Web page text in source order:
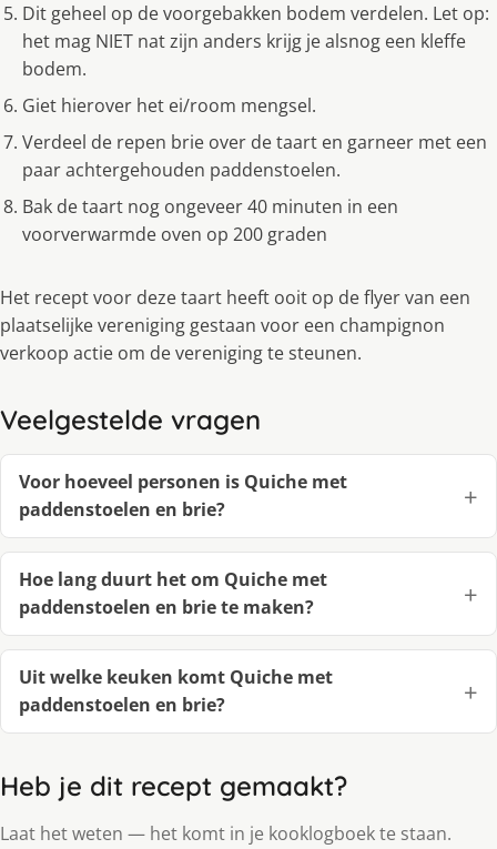
Dit geheel op de voorgebakken bodem verdelen. Let op:
het mag NIET nat zijn anders krijg je alsnog een kleffe
bodem.
Giet hierover het ei/room mengsel.
Verdeel de repen brie over de taart en garneer met een
paar achtergehouden paddenstoelen.
Bak de taart nog ongeveer 40 minuten in een
voorverwarmde oven op 200 graden
Het recept voor deze taart heeft ooit op de flyer van een
plaatselijke vereniging gestaan voor een champignon
verkoop actie om de vereniging te steunen.
Veelgestelde vragen
Voor hoeveel personen is Quiche met
paddenstoelen en brie?
Hoe lang duurt het om Quiche met
paddenstoelen en brie te maken?
Uit welke keuken komt Quiche met
paddenstoelen en brie?
Heb je dit recept gemaakt?
Laat het weten — het komt in je kooklogboek te staan.